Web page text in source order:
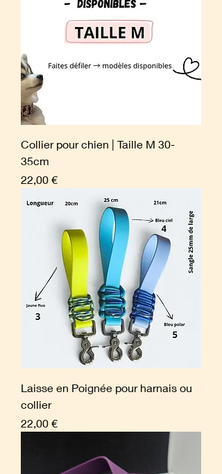
Collier pour chien | Taille M 30-
35cm
Prix
22,00 €
Laisse en Poignée pour harnais ou
collier
Prix
22,00 €